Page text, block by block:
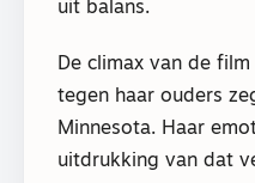
uit balans.
De climax van de
tegen haar ouders
Minnesota. Haar
uitdrukking van dat